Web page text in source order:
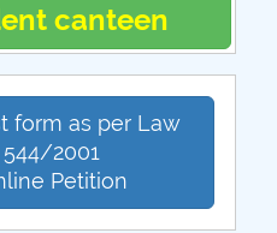
canteen
form as per Law
544/2001
Petition